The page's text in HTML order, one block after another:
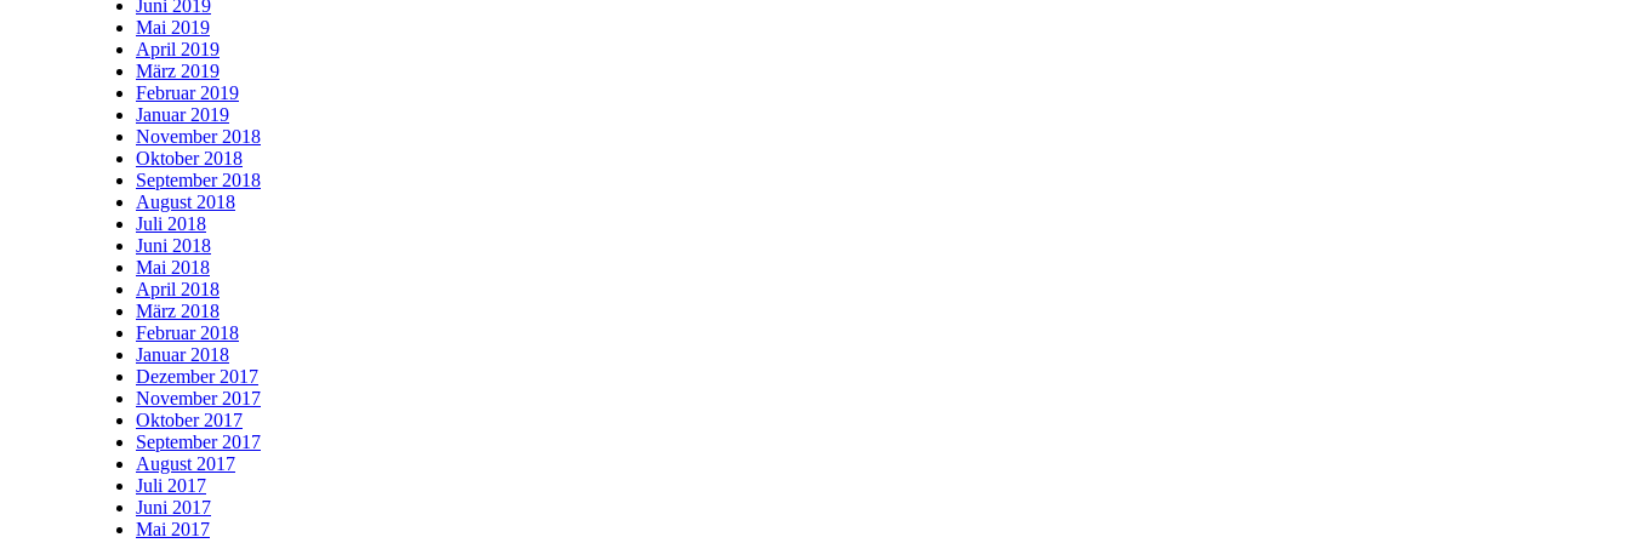
Juni 2019
Mai 2019
April 2019
März 2019
Februar 2019
Januar 2019
November 2018
Oktober 2018
September 2018
August 2018
Juli 2018
Juni 2018
Mai 2018
April 2018
März 2018
Februar 2018
Januar 2018
Dezember 2017
November 2017
Oktober 2017
September 2017
August 2017
Juli 2017
Juni 2017
Mai 2017